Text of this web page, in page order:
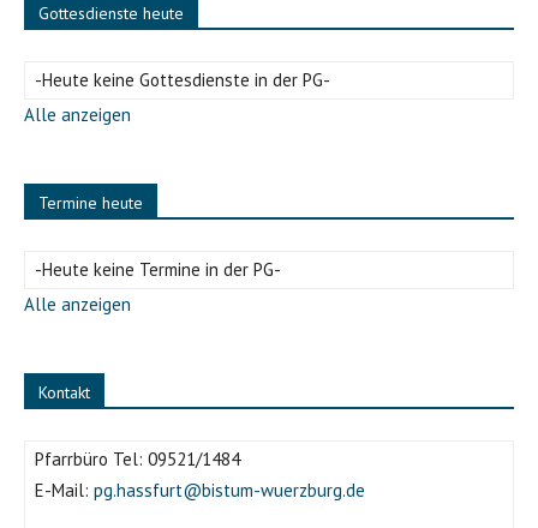
Gottesdienste heute
-Heute keine Gottesdienste in der PG-
Alle anzeigen
Termine heute
-Heute keine Termine in der PG-
Alle anzeigen
Kontakt
Pfarrbüro Tel: 09521/1484
E-Mail: pg.hassfurt@bistum-wuerzburg.de